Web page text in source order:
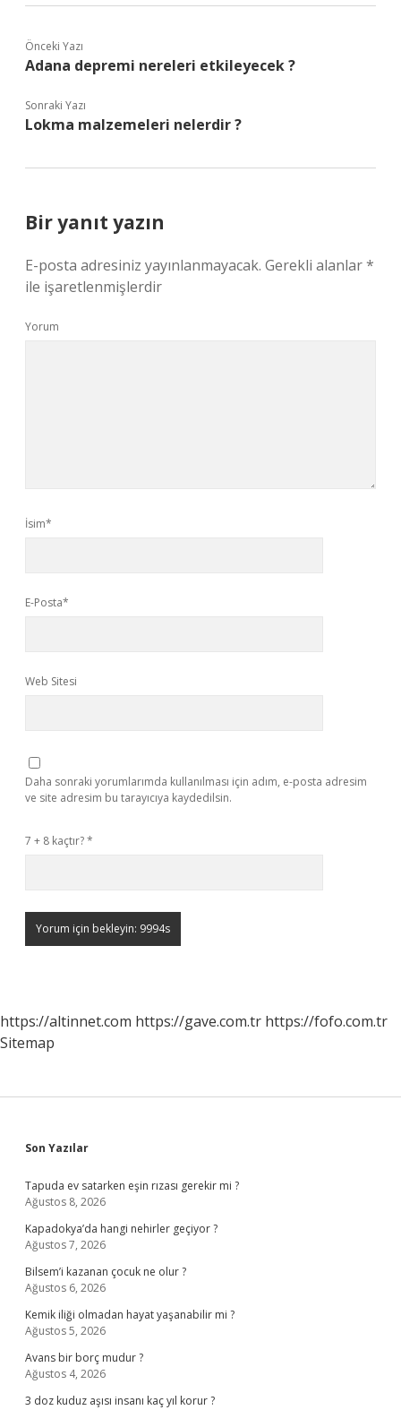
Önceki Yazı
Adana depremi nereleri etkileyecek ?
Sonraki Yazı
Lokma malzemeleri nelerdir ?
Bir yanıt yazın
E-posta adresiniz yayınlanmayacak. Gerekli alanlar*
ile işaretlenmişlerdir
Yorum
İsim*
E-Posta*
Web Sitesi
Daha sonraki yorumlarımda kullanılması için adım, e-posta adresim
ve site adresim bu tarayıcıya kaydedilsin.
7 + 8 kaçtır?*
https://altinnet.com https://gave.com.tr https://fofo.com.tr
Sitemap
Sidebar
Son Yazılar
Tapuda ev satarken eşin rızası gerekir mi ?
Ağustos 8, 2026
Kapadokya’da hangi nehirler geçiyor ?
Ağustos 7, 2026
Bilsem’i kazanan çocuk ne olur ?
Ağustos 6, 2026
Kemik iliği olmadan hayat yaşanabilir mi ?
Ağustos 5, 2026
Avans bir borç mudur ?
Ağustos 4, 2026
3 doz kuduz aşısı insanı kaç yıl korur ?